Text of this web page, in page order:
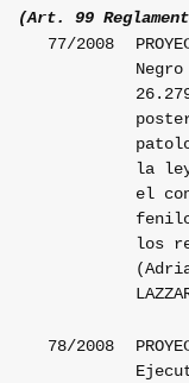
(Art. 99
77/2008
la
el
los
78/2008